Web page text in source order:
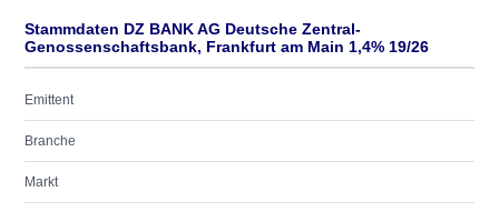
Stammdaten DZ BANK AG Deutsche Zentral-
Genossenschaftsbank, Frankfurt am Main 1,4% 19/26
Emittent
Branche
Markt